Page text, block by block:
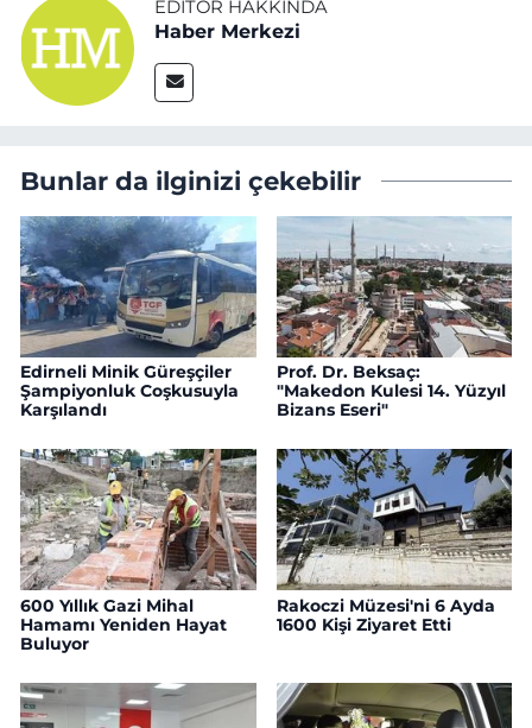
EDITÖR HAKKINDA
Haber Merkezi
Bunlar da ilginizi çekebilir
Edirneli Minik Güreşçiler
Şampiyonluk Coşkusuyla
Karşılandı
Prof. Dr. Beksaç:
"Makedon Kulesi 14. Yüzyıl
Bizans Eseri"
600 Yıllık Gazi Mihal
Hamamı Yeniden Hayat
Buluyor
Rakoczi Müzesi'ni 6 Ayda
1600 Kişi Ziyaret Etti